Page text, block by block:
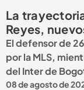
La
Reyes,
El defensor de
por la MLS,
del Inter de
08 de agosto de